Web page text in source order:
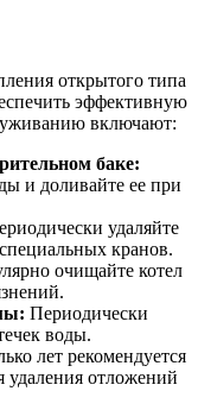
открытого типа
эффективную
включают:
баке:
и доливайте ее при
удаляйте
кранов.
очищайте котел
Периодически
воды.
лет рекомендуется
удаления отложений